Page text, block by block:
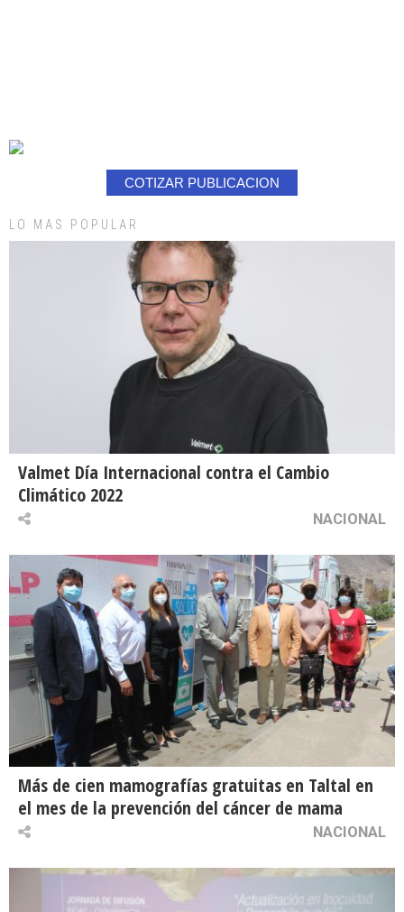
COTIZAR PUBLICACION
LO MAS POPULAR
Valmet Día Internacional contra el Cambio
Climático 2022
NACIONAL
Más de cien mamografías gratuitas en Taltal en
el mes de la prevención del cáncer de mama
NACIONAL